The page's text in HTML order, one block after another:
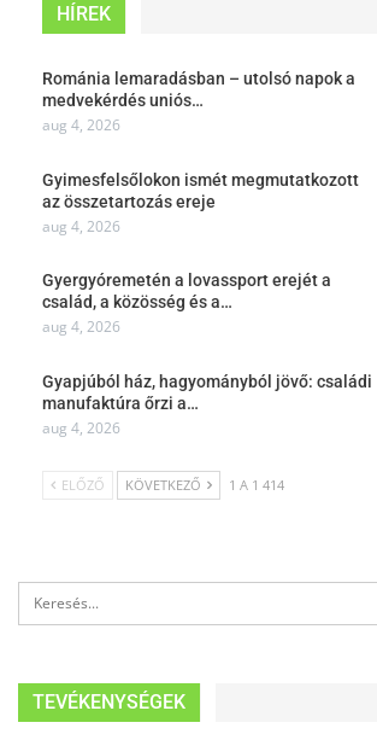
HÍREK
Románia lemaradásban – utolsó napok a
medvekérdés uniós…
aug 4, 2026
Gyimesfelsőlokon ismét megmutatkozott
az összetartozás ereje
aug 4, 2026
Gyergyóremetén a lovassport erejét a
család, a közösség és a…
aug 4, 2026
Gyapjúból ház, hagyományból jövő: családi
manufaktúra őrzi a…
aug 4, 2026
ELŐZŐ KÖVETKEZŐ 1 A 1 414
TEVÉKENYSÉGEK